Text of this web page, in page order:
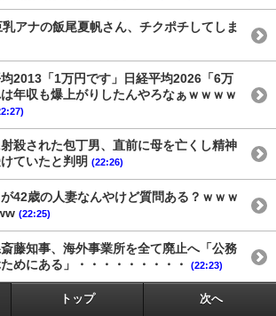
乳アナの飯尾夏帆さん、チクポチしてしま
均2013「1万円です」日経平均2026「6万
年収も爆上がりしたんやろなぁｗｗｗｗ
射殺された包丁男、直前に母を亡くし精神
ていたと判明 (22:26)
が42歳の人妻なんやけど質問ある？ｗｗｗ
(22:25)
斎藤知事、海外事業所を全て廃止へ「公務
めにある」・・・・・・・・・
(22:23)
トップ 次へ